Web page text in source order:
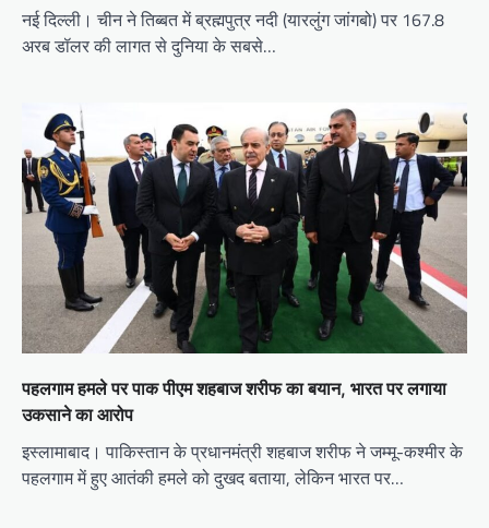
नई दिल्ली। चीन ने तिब्बत में ब्रह्मपुत्र नदी (यारलुंग जांगबो) पर 167.8
अरब डॉलर की लागत से दुनिया के सबसे…
पहलगाम हमले पर पाक पीएम शहबाज शरीफ का बयान, भारत पर लगाया
उकसाने का आरोप
इस्लामाबाद। पाकिस्तान के प्रधानमंत्री शहबाज शरीफ ने जम्मू-कश्मीर के
पहलगाम में हुए आतंकी हमले को दुखद बताया, लेकिन भारत पर…